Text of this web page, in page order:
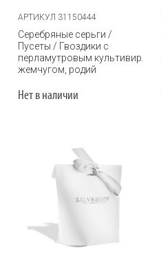
АРТИКУЛ 31150444
Серебряные серьги /
Пусеты / Гвоздики с
перламутровым культивир.
жемчугом, родий
Нет в наличии